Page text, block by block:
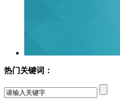
热门关键词：